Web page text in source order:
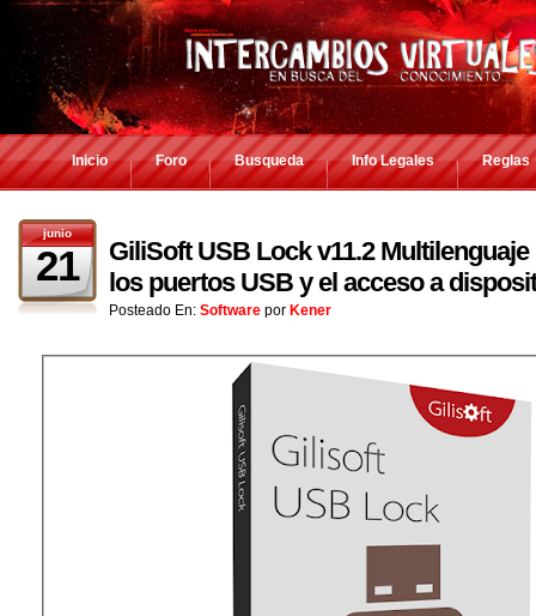
Inicio Foro Busqueda Info Legales Reglas
junio
21
GiliSoft USB Lock v11.2
los puertos USB y el acceso a
Posteado En: Software por Kener